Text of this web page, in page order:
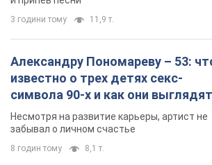
В ПриватБанке рассказали,
действительны ли доллары 1996
года: принимают ли обменники и
банки такие купюры
Что делать, если банки и обменники не
принимают старые доллары
10 годин тому 72,6 т.